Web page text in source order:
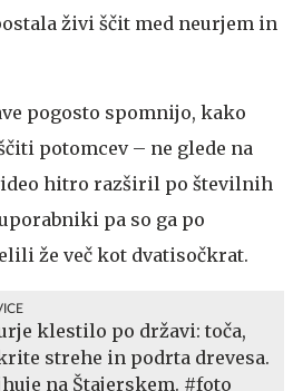
živi ščit med neurjem in
pogosto spomnijo, kako
potomcev – ne glede na
hitro razširil po številnih
pa so ga po
že več kot dvatisočkrat.
klestilo po državi: toča,
strehe in podrta drevesa.
na Štajerskem. #foto